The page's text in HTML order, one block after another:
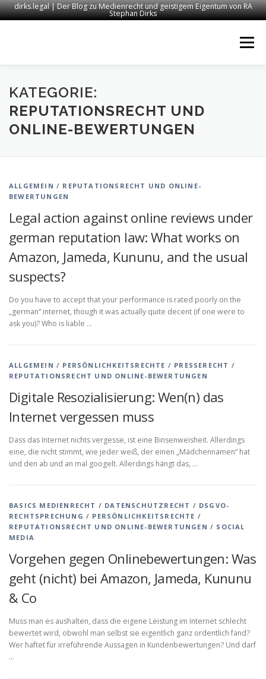
dirks.legal | Der Blog zu Medienrecht und geistigem Eigentum von RA
Stephan Dirks
Menü
START KONTAKT
MEDIEN IMPRESSUM
KATEGORIE:
REPUTATIONSRECHT UND
ONLINE-BEWERTUNGEN
ALLGEMEIN / REPUTATIONSRECHT UND ONLINE-
BEWERTUNGEN
Legal action against online reviews under
german reputation law: What works on
Amazon, Jameda, Kununu, and the usual
suspects?
Do you have to accept that your performance is rated poorly on the
„german“ internet, though it was actually quite decent (if one were to
ask you)? Who is liable …
ALLGEMEIN / PERSÖNLICHKEITSRECHTE / PRESSERECHT /
REPUTATIONSRECHT UND ONLINE-BEWERTUNGEN
Digitale Resozialisierung: Wen(n) das
Internet vergessen muss
Dass das Internet nichts vergesse, ist eine Binsenweisheit. Allerdings
eine, die nicht stimmt, wie jeder weiß, der einen „Mädchennamen“ hat
und den ab und an mal googelt. Allerdings hängt das, …
BASICS MEDIENRECHT / DATENSCHUTZRECHT / DSGVO-
RECHTSPRECHUNG / PERSÖNLICHKEITSRECHTE /
REPUTATIONSRECHT UND ONLINE-BEWERTUNGEN / SOCIAL
MEDIA
Vorgehen gegen Onlinebewertungen: Was
geht (nicht) bei Amazon, Jameda, Kununu
& Co
Muss man es aushalten, dass die eigene Leistung im Internet schlecht
bewertet wird, obwohl man selbst sie eigentlich ganz ordentlich fand?
Wer haftet für irreführende Aussagen in Kundenbewertungen? Und darf
…